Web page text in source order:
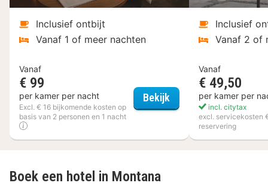
Inclusief ontbijt
Vanaf 1 of meer nachten
Vanaf
€ 99
per kamer per nacht
Excl. € 16 bijkomende kosten op
basis van 2 personen en 1 nacht
Bekijk Fletcher Hotel-
Inclusief
Vanaf 2 of
Vanaf
€ 49,50
per kamer per
incl. citytax
excl. servicekosten
reservering
Boek een hotel in Montana